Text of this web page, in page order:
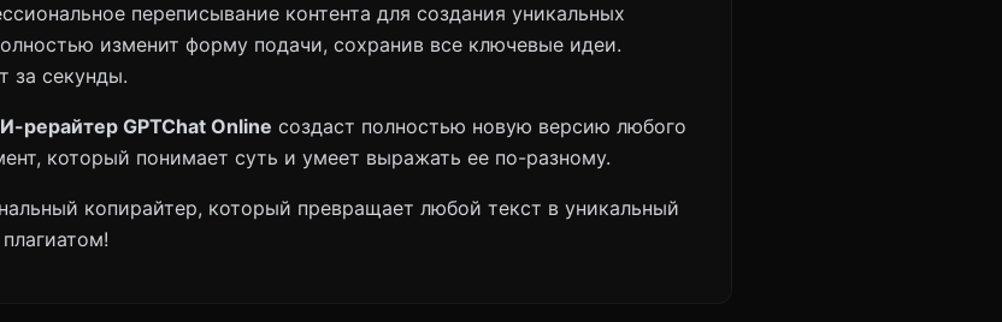
переписывание контента для создания уникальных
изменит форму подачи, сохранив все ключевые идеи.
за секунды.
рерайтер GPTChat Online создаст полностью новую версию любого
который понимает суть и умеет выражать ее по-разному.
копирайтер, который превращает любой текст в уникальный